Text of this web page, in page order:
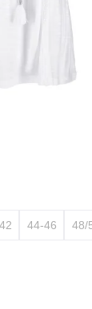
44-46 48/